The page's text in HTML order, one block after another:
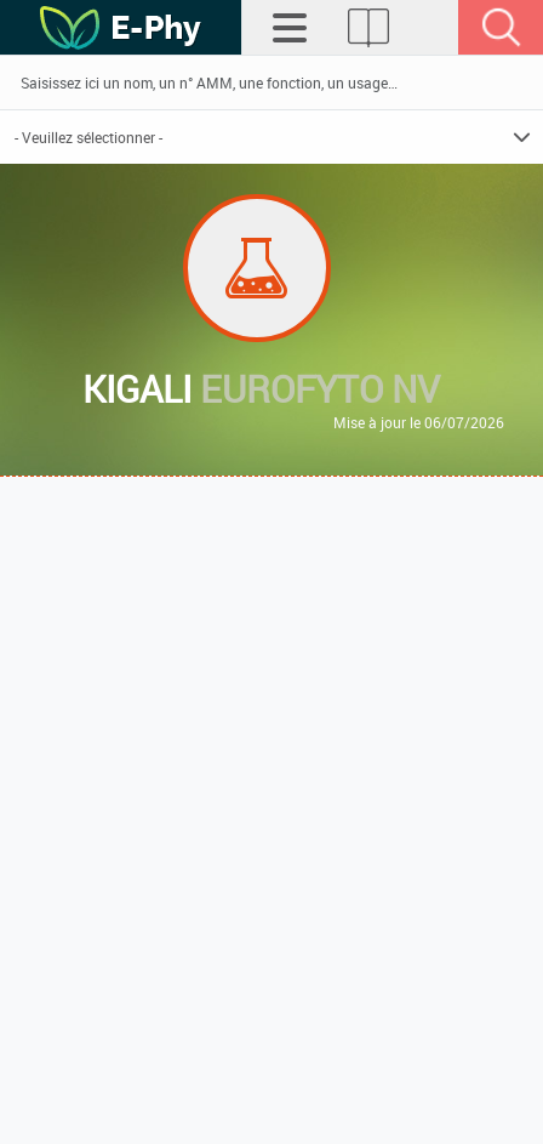
KIGALI EUROFYTO NV
Mise à jour le 06/07/2026